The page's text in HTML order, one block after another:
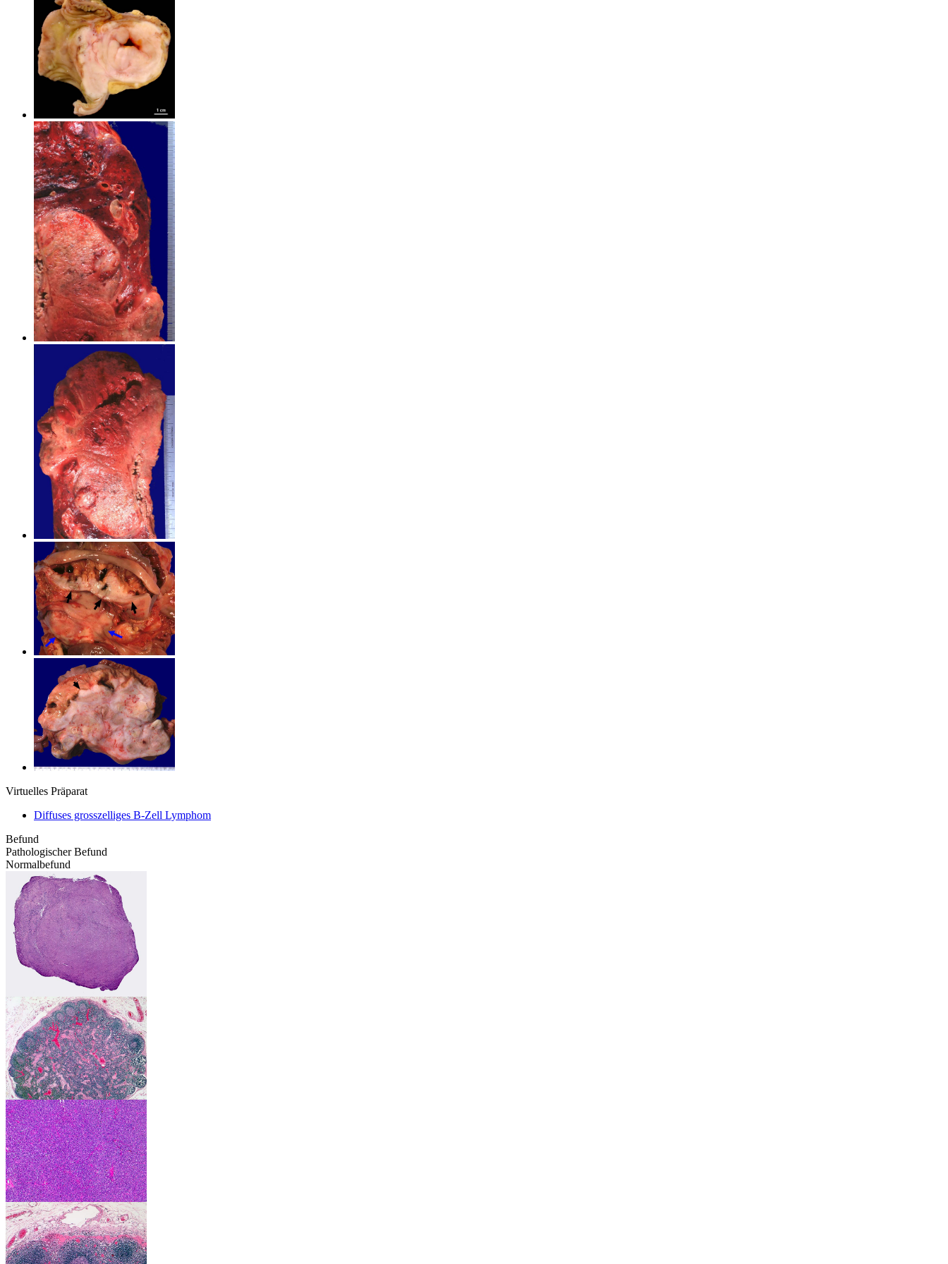
Virtuelles Präparat
Diffuses grosszelliges B-Zell Lymphom
Befund
Pathologischer Befund
Normalbefund